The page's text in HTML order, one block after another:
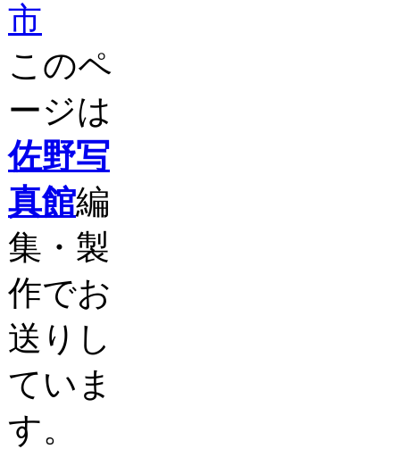
このペ
ージは
佐野写
真館編
集・製
作でお
送りし
ていま
す。